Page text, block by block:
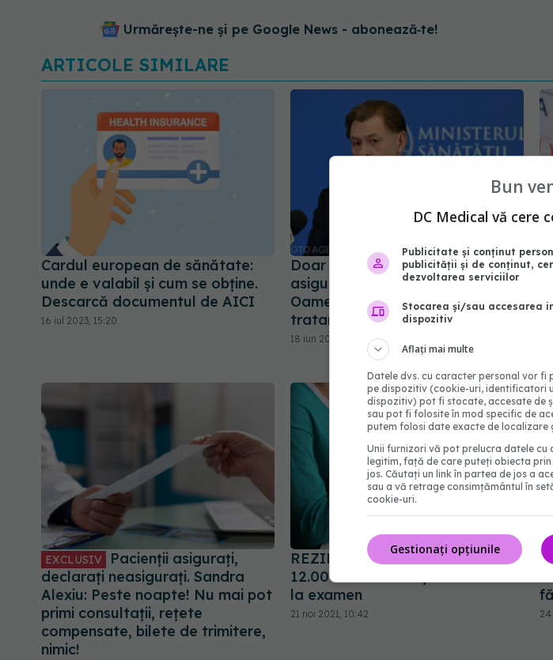
Urmărește-ne și pe Google News - abonează‑te!
ARTICOLE SIMILARE
Cardul european de sănătate:
unde e valabil și cum se obține.
Descarcă documentul de AICI
16 iul 2023, 15:20
Doar 35% dintre români plătesc
asigurări de sănătate. Rafila:
Oamenii fac împrumut pentru
tratament!
18 iun 2025, 13:07
EXCLUSIV
Pacienții asigurați,
declarați neasigurați. Sandra
Alexiu: Peste noapte! Nu mai pot
primi consultații, rețete
compensate, bilete de trimitere,
nimic!
REZIDENȚIAT 2021. Peste
12.000 de candidați s-au înscris
la examen
21 noi 2021, 10:42
Bun
DC Medical vă cere
Publicitate și conținut
publicității și de conținut,
dezvoltarea serviciilor
Stocarea și/sau accesarea
dispozitiv
Aflați mai multe
Datele dvs. cu caracter personal vor fi
pe dispozitiv (cookie-uri, identificatori
dispozitiv) pot fi stocate, accesate de
sau pot fi folosite în mod specific de
putem folosi date exacte de localizare
Unii furnizori vă pot prelucra datele cu
legitim, față de care puteți obiecta
jos. Căutați un link în partea de jos a
sau a vă retrage consimțământul în
cookie-uri.
Gestionați opțiunile